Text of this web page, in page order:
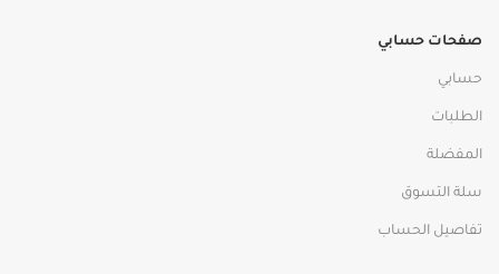
صفحات حسابي
حسابي
الطلبات
المفضلة
سلة التسوق
تفاصيل الحساب